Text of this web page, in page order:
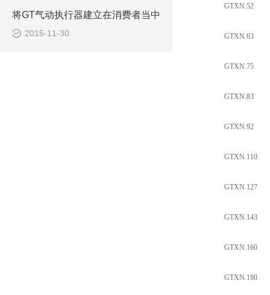
将GT气动执行器建立在消费者当中
2015-11-30
GTXN.52
GTXN.63
GTXN.75
GTXN.83
GTXN.92
GTXN.110
GTXN.127
GTXN.143
GTXN.160
GTXN.190